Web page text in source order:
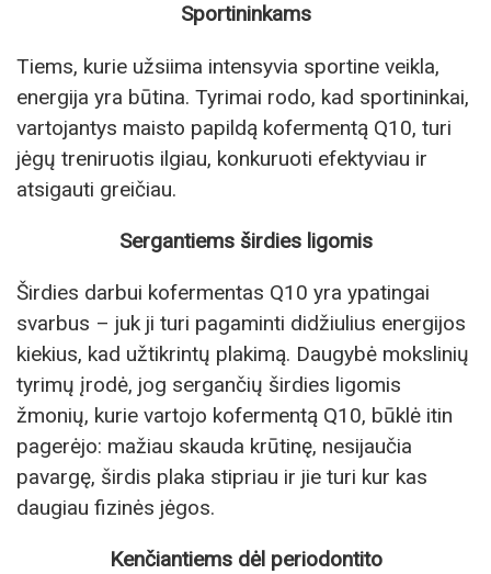
Sportininkams
Tiems, kurie užsiima intensyvia sportine veikla,
energija yra būtina. Tyrimai rodo, kad sportininkai,
vartojantys maisto papildą kofermentą Q10, turi
jėgų treniruotis ilgiau, konkuruoti efektyviau ir
atsigauti greičiau.
Sergantiems širdies ligomis
Širdies darbui kofermentas Q10 yra ypatingai
svarbus – juk ji turi pagaminti didžiulius energijos
kiekius, kad užtikrintų plakimą. Daugybė mokslinių
tyrimų įrodė, jog sergančių širdies ligomis
žmonių, kurie vartojo kofermentą Q10, būklė itin
pagerėjo: mažiau skauda krūtinę, nesijaučia
pavargę, širdis plaka stipriau ir jie turi kur kas
daugiau fizinės jėgos.
Kenčiantiems dėl periodontito